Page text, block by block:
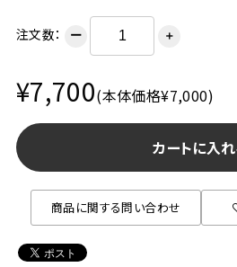
注文数： ー ＋
¥7,700(本体価格¥7,000)
カートに入
商品に関する問い合わせ